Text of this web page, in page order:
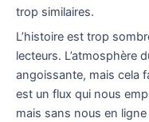
trop similaires.
L’histoire est trop
lecteurs. L’atmosphère
angoissante, mais cela
est un flux qui nous
mais sans nous en ligne